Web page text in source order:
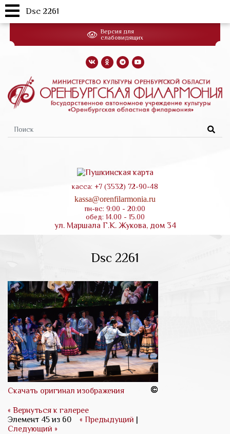
Перейти
основному
Форма
поиска
касса: +7 (3532) 72-90-48
kassa@orenfilarmonia.ru
пн-вс: 9:00 - 20:00
обед: 14.00 - 15.00
ул. Маршала Г.К. Жукова, дом 34
Версия для
слабовидящих
Dsc 2261
Скачать оригинал изображения
« Вернуться к галерее
Элемент 45 из 60
« Предыдущий |
Следующий »
Dsc 2261